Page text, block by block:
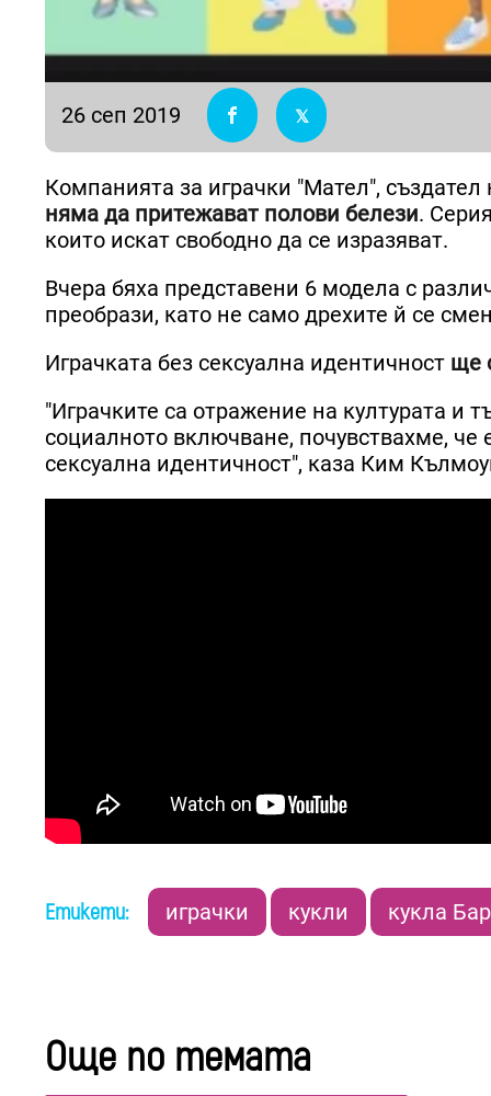
26 сеп 2019
Компанията за играчки "Мател",
няма да притежават полови белези.
които искат свободно да се изразяват.
Вчера бяха представени 6 модела с
преобрази, като не само дрехите й се
Играчката без сексуална идентичност ще
"Играчките са отражение на културата и
социалното включване, почувствахме,
сексуална идентичност", каза Ким
Етикети: играчки кукли кукла
Още по темата